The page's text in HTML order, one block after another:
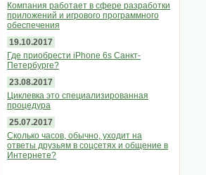
Компания работает в сфере разработки
приложений и игрового программного
обеспечения
19.10.2017
Где приобрести iPhone 6s Санкт-
Петербурге?
23.08.2017
Циклевка это специализированная
процедура
25.07.2017
Сколько часов, обычно, уходит на
ответы друзьям в соцсетях и общение в
Интернете?